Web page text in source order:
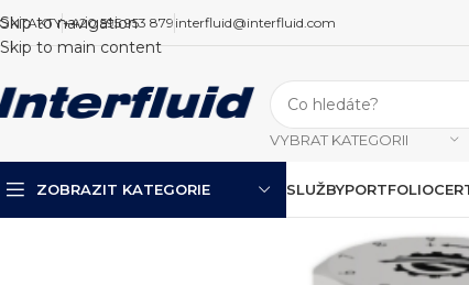
Skip to navigation
Skip to main content
+420 595 953 879 interfluid@interfluid.com
VYBRAT KATEGORII
ZOBRAZIT KATEGORIE SLUŽBYPORTFOLIO